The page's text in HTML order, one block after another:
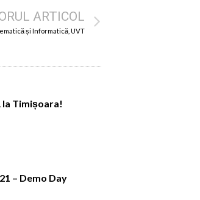
ARTICOL
și Informatică, UVT
la Timișoara!
– Demo Day